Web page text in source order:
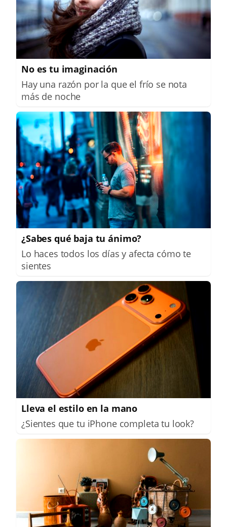
No es tu imaginación
Hay una razón por la que el frío se nota
más de noche
¿Sabes qué baja tu ánimo?
Lo haces todos los días y afecta cómo te
sientes
Lleva el estilo en la mano
¿Sientes que tu iPhone completa tu look?